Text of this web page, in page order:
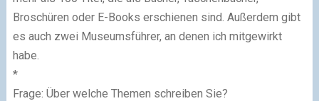
Broschüren oder E-Books erschienen sind. Außerdem gibt
es auch zwei Museumsführer, an denen ich mitgewirkt
habe.
*
Frage: Über welche Themen schreiben Sie?